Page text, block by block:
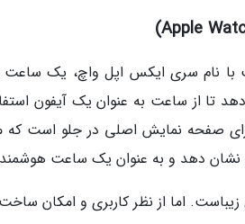
نام سری ایکس اپل واچ، یک ساعت
تا از ساعت به عنوان یک آیفون
صفحه نمایش اصلی در جلو است که
نشان دهد و به عنوان یک ساعت
اما از نظر کاربری و امکان